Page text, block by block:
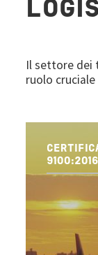
Il settore dei
ruolo
9100:2016